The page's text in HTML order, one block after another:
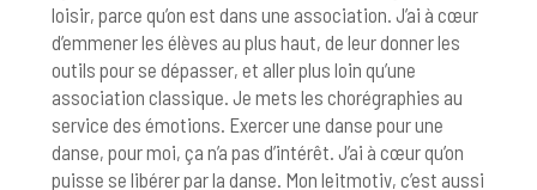
loisir, parce qu’on est dans une association. J’ai à cœur
d’emmener les élèves au plus haut, de leur donner les
outils pour se dépasser, et aller plus loin qu’une
association classique. Je mets les chorégraphies au
service des émotions. Exercer une danse pour une
danse, pour moi, ça n’a pas d’intérêt. J’ai à cœur qu’on
puisse se libérer par la danse. Mon leitmotiv, c’est aussi